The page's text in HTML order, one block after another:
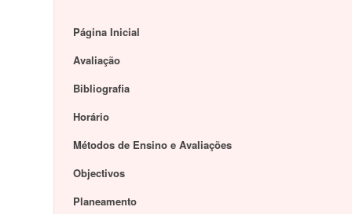
Página Inicial
Avaliação
Bibliografia
Horário
Métodos de Ensino e Avaliações
Objectivos
Planeamento